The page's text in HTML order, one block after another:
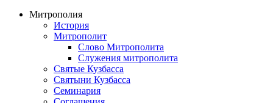
Митрополия
История
Митрополит
Слово Митрополита
Служения митрополита
Святые Кузбасса
Святыни Кузбасса
Семинария